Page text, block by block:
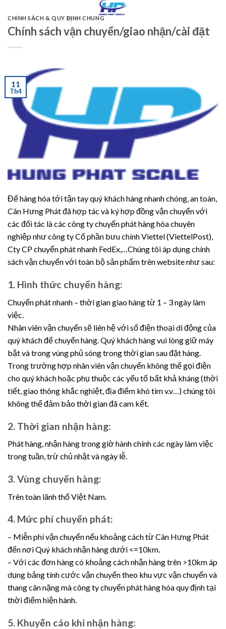
content
CHÍNH SÁCH & QUY ĐỊNH CHUNG
Chính sách vận chuyển/giao nhận/cài đặt
11
Th4
Để hàng hóa tới tận tay quý khách hàng nhanh chóng, an toàn,
Cân Hưng Phát đã hợp tác và ký hợp đồng vận chuyển với
các đối tác là các công ty chuyển phát hàng hóa chuyên
nghiệp như công ty Cổ phần bưu chính Viettel (ViettelPost),
Cty CP chuyển phát nhanh FedEx,…Chúng tôi áp dụng chính
sách vận chuyển với toàn bộ sản phẩm trên website như sau:
1. Hình thức chuyển hàng:
Chuyển phát nhanh – thời gian giao hàng từ 1 – 3 ngày làm
việc.
Nhân viên vận chuyển sẽ liên hệ với số điện thoại di động của
quý khách để chuyển hàng. Quý khách hàng vui lòng giữ máy
bật và trong vùng phủ sóng trong thời gian sau đặt hàng.
Trong trường hợp nhân viên vận chuyển không thể gọi điện
cho quý khách hoặc phụ thuộc các yếu tố bất khả kháng (thời
tiết, giao thông khắc nghiệt, địa điểm khó tìm v.v…) chúng tôi
không thể đảm bảo thời gian đã cam kết.
2. Thời gian nhận hàng:
Phát hàng, nhận hàng trong giờ hành chính các ngày làm việc
trong tuần, trừ chủ nhật và ngày lễ.
3. Vùng chuyển hàng:
Trên toàn lãnh thổ Việt Nam.
4. Mức phí chuyển phát:
– Miễn phí vận chuyển nếu khoảng cách từ Cân Hưng Phát
đến nơi Quý khách nhận hàng dưới <=10km.
– Với các đơn hàng có khoảng cách nhận hàng trên >10km áp
dụng bảng tính cước vận chuyển theo khu vực vận chuyển và
thang cân nặng mà công ty chuyển phát hàng hóa quy định tại
thời điểm hiện hành.
5. Khuyến cáo khi nhận hàng: